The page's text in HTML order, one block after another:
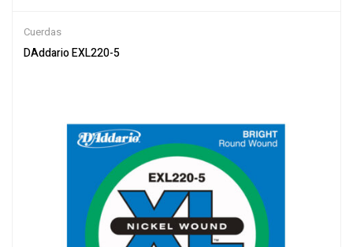
Cuerdas
DAddario EXL220-5